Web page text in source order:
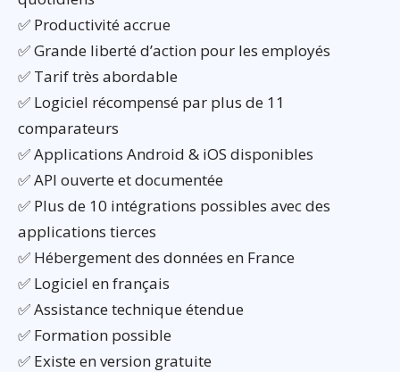
✅ Productivité accrue
✅ Grande liberté d’action pour les employés
✅ Tarif très abordable
✅ Logiciel récompensé par plus de 11
comparateurs
✅ Applications Android & iOS disponibles
✅ API ouverte et documentée
✅ Plus de 10 intégrations possibles avec des
applications tierces
✅ Hébergement des données en France
✅ Logiciel en français
✅ Assistance technique étendue
✅ Formation possible
✅ Existe en version gratuite